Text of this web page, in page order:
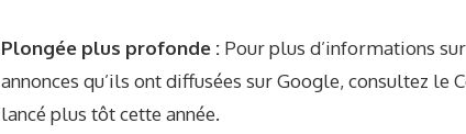
Plongée plus profonde : Pour plus d’informations
annonces qu’ils ont diffusées sur Google, consultez le
lancé plus tôt cette année.